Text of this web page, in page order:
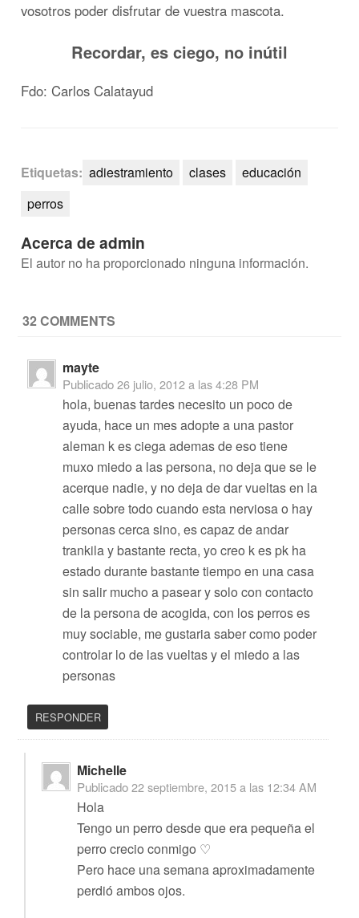
vosotros poder disfrutar de vuestra mascota.
Recordar, es ciego, no inútil
Fdo: Carlos Calatayud
Etiquetas: adiestramiento clases
educación
perros
Acerca de admin
El autor no ha proporcionado ninguna información.
32 COMMENTS
mayte
Publicado26 julio, 2012 a las 4:28 PM
hola, buenas tardes necesito un poco de
ayuda, hace un mes adopte a una pastor
aleman k es ciega ademas de eso tiene
muxo miedo a las persona, no deja que se le
acerque nadie, y no deja de dar vueltas en la
calle sobre todo cuando esta nerviosa o hay
personas cerca sino, es capaz de andar
trankila y bastante recta, yo creo k es pk ha
estado durante bastante tiempo en una casa
sin salir mucho a pasear y solo con contacto
de la persona de acogida, con los perros es
muy sociable, me gustaria saber como poder
controlar lo de las vueltas y el miedo a las
personas
RESPONDER
Michelle
Publicado22 septiembre, 2015 a las 12:34 AM
Hola
Tengo un perro desde que era pequeña el
perro crecio conmigo ♡
Pero hace una semana aproximadamente
perdió ambos ojos.